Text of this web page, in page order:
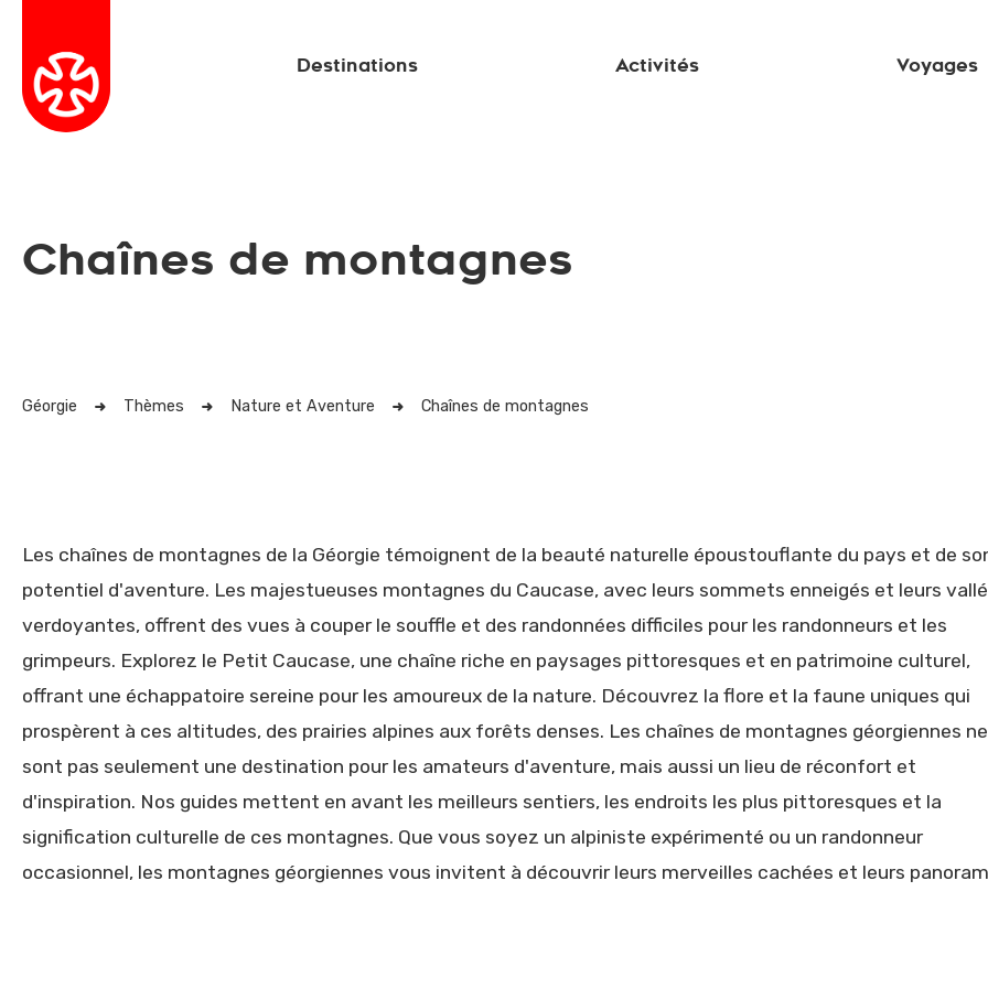
Destinations Activités Voyages
Chaînes de montagnes
Géorgie Thèmes Nature et Aventure Chaînes de montagnes
Les chaînes de montagnes de la Géorgie témoignent de la beauté naturelle époustouflante du pays et de
potentiel d'aventure. Les majestueuses montagnes du Caucase, avec leurs sommets enneigés et leurs
verdoyantes, offrent des vues à couper le souffle et des randonnées difficiles pour les randonneurs et les
grimpeurs. Explorez le Petit Caucase, une chaîne riche en paysages pittoresques et en patrimoine culturel,
offrant une échappatoire sereine pour les amoureux de la nature. Découvrez la flore et la faune uniques qui
prospèrent à ces altitudes, des prairies alpines aux forêts denses. Les chaînes de montagnes géorgiennes ne
sont pas seulement une destination pour les amateurs d'aventure, mais aussi un lieu de réconfort et
d'inspiration. Nos guides mettent en avant les meilleurs sentiers, les endroits les plus pittoresques et la
signification culturelle de ces montagnes. Que vous soyez un alpiniste expérimenté ou un randonneur
occasionnel, les montagnes géorgiennes vous invitent à découvrir leurs merveilles cachées et leurs